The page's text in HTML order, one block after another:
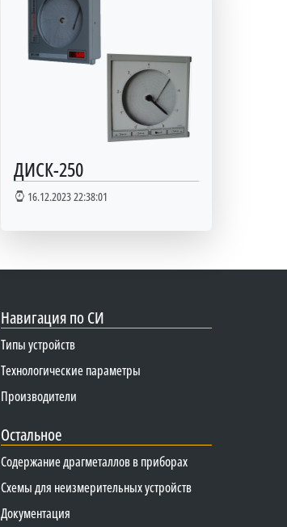
ДИСК-250
16.12.2023 22:38:01
Навигация по СИ
Типы устройств
Технологические параметры
Производители
Остальное
Содержание драгметаллов в приборах
Схемы для неизмерительных устройств
Документация